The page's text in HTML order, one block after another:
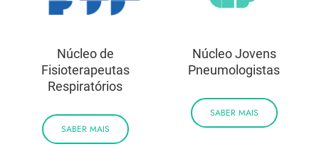
Núcleo de
Fisioterapeutas
Respiratórios
SABER MAIS
Núcleo Jovens
Pneumologistas
SABER MAIS